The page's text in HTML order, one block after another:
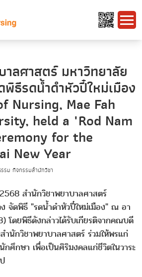
าลศาสตร์ มหาวิทยาลัย
ธีรดน้ำดำหัวปี๋ใหม่เมือง
Nursing, Mae Fah
held a "Rod Nam
for the
New Year
รม กิจกรรมสำนักวิชา
สำนักวิชาพยาบาลศาสตร์
จัดพิธี "รดน้ำดำหัวปี๋ใหม่เมือง" ณ อา
โดยพิธีดังกล่าวได้รับเกียรติจากคณบดี
ำนักวิชาพยาบาลศาสตร์ ร่วมให้พรแก่
ศึกษา เพื่อเป็นศิริมงคลแก่ชีวิตในวาระ